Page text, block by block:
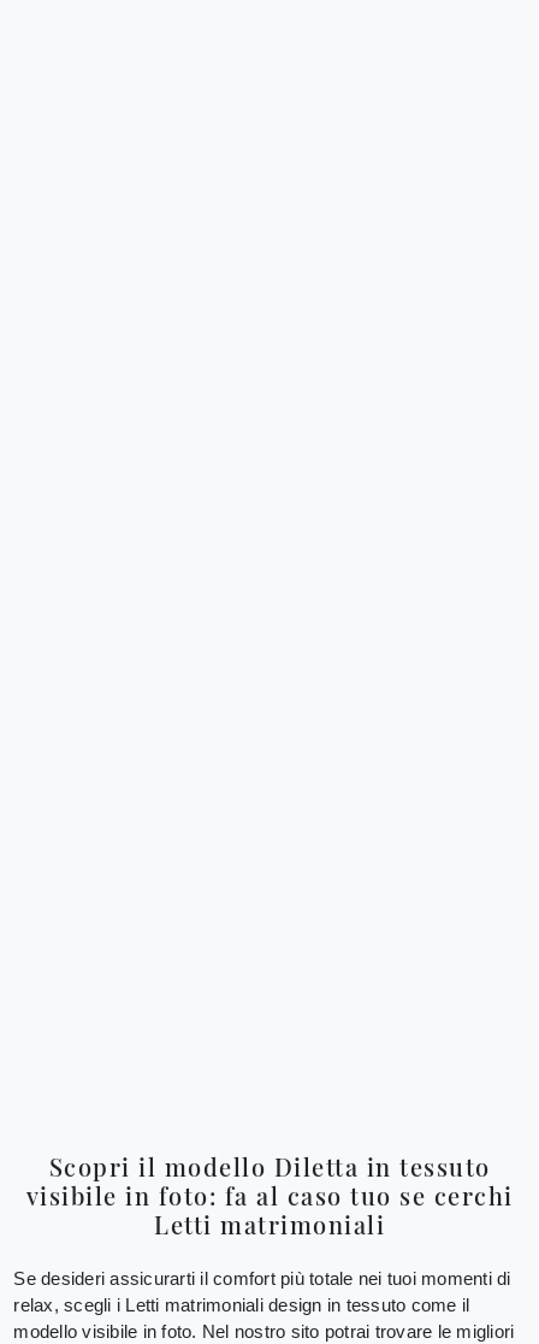
Scopri il modello Diletta in tessuto
visibile in foto: fa al caso tuo se cerchi
Letti matrimoniali
Se desideri assicurarti il comfort più totale nei tuoi momenti di
relax, scegli i Letti matrimoniali design in tessuto come il
modello visibile in foto. Nel nostro sito potrai trovare le migliori